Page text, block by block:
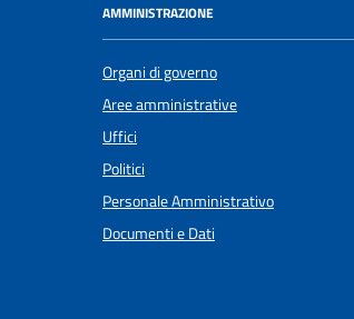
AMMINISTRAZIONE
Organi di governo
Aree amministrative
Uffici
Politici
Personale Amministrativo
Documenti e Dati